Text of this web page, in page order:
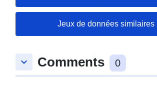
Coordonnées: [ [
5.85562229, 45.28401184 ],
], [ 5.79907179,
45.21665192 ], [
Jeux de données similaires
keyboard_arrow_down Comments 0